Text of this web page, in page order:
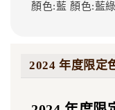
顏色:藍 顏色:藍綠
2024 年度限定